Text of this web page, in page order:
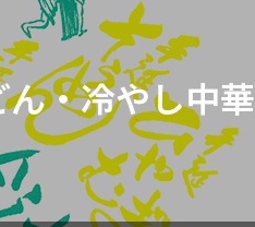
・冷やし中華